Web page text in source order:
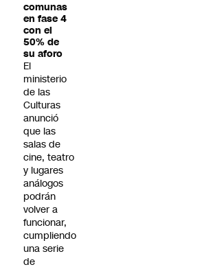
comunas
en fase 4
con el
50% de
su aforo
El
ministerio
de las
Culturas
anunció
que las
salas de
cine, teatro
y lugares
análogos
podrán
volver a
funcionar,
cumpliendo
una serie
de